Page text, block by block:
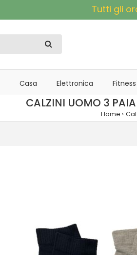
Tutti gli
Casa Elettronica Fitness
CALZINI UOMO 3 PAIA
Home